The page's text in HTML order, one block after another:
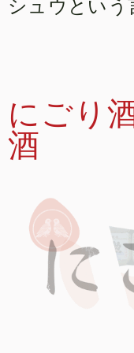
シュウという
にごり
酒